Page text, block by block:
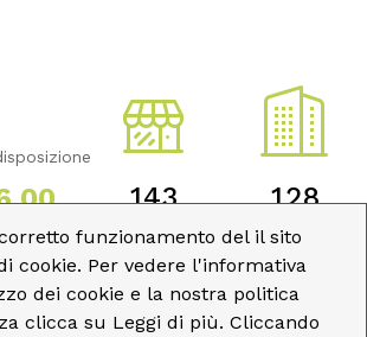
funzionamento del il sito
cookie. Per vedere l'informativa
dei cookie e la nostra politica
clicca su Leggi di più. Cliccando
00
Monte
di
143
Punti Vendita
128
Fornitori
Partner